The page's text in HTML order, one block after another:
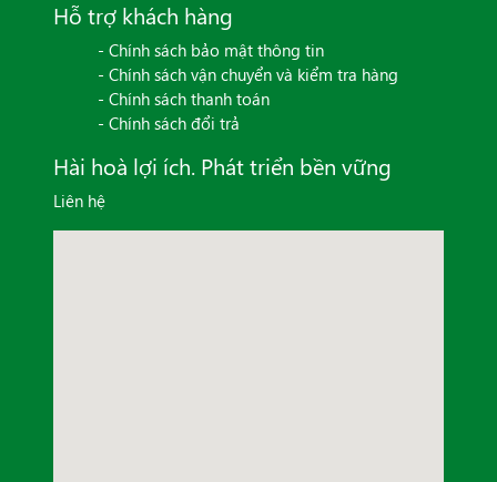
Hỗ trợ khách hàng
- Chính sách bảo mật thông tin
- Chính sách vận chuyển và kiểm tra hàng
- Chính sách thanh toán
- Chính sách đổi trả
Hài hoà lợi ích. Phát triển bền vững
Liên hệ